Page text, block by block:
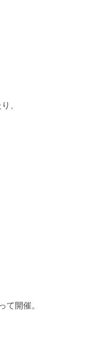
、
て開催。